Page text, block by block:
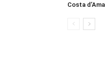
Costa